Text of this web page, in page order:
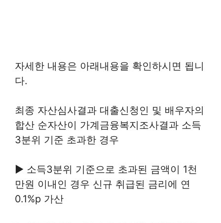
자세한 내용은 아래내용을 확인하시면 됩니
다.
최종 자산심사결과 대출신청인 및 배우자의
합산 순자산이 가계금융복지조사결과 소득
3분위 기준 초과한 경우
▶ 소득3분위 기준으로 초과된 금액이 1천
만원 이내인 경우 신규 취급된 금리에 연
0.1%p 가산